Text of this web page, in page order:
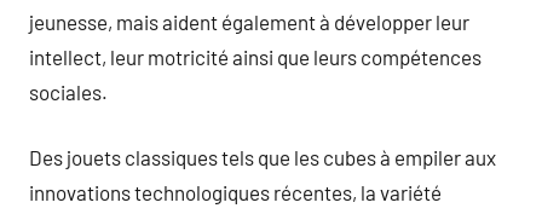
jeunesse, mais aident également à développer leur
intellect, leur motricité ainsi que leurs compétences
sociales.
Des jouets classiques tels que les cubes à empiler aux
innovations technologiques récentes, la variété